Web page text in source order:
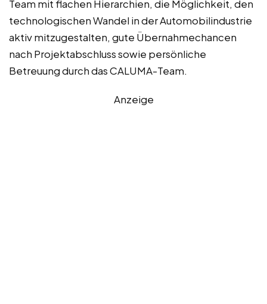
Team mit flachen Hierarchien, die Möglichkeit, den
technologischen Wandel in der Automobilindustrie
aktiv mitzugestalten, gute Übernahmechancen
nach Projektabschluss sowie persönliche
Betreuung durch das CALUMA-Team.
Anzeige